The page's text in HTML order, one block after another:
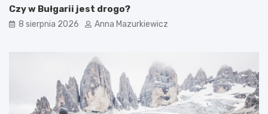
Czy w Bułgarii jest drogo?
8 sierpnia 2026 Anna Mazurkiewicz